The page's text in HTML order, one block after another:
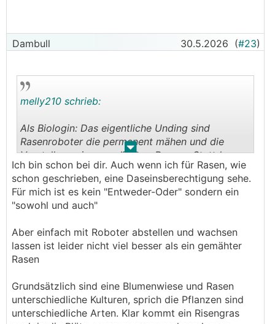
Naturwiese und das im verzeckten Wien in einem
Garten der vor Bienen nur so brummt. Mein Sohn
geholt im Garten. Nicht ein Mal. Einen
Bienenstich hatte er ein einziges Mal, und da nur
weil er mutwillig draufgeteten ist weil er wissen
Er hat übrigens mehrere Anläufe gebraucht bis
ihn wirklich eine gestochen hat.
Dambull 30.5.2026 (#23)
. .
melly210 schrieb:
Als Biologin: Das eigentliche Unding sind
Rasenroboter die permanent mähen und die
Vorstellung eines englischen Rasens. Stattdessen
besser eine Naturwiese die hoch genug werden
darf, daß Blumen blühen. Das ist wesentlich
hitzeresistenter und viel, viel besser für sämtliche
Insekten. Das dann nur paar Mal in der Saison
direkt vor der Terrasse/Weg zum Pool kurzen
Rasen machen und den Rest Wiese.
ein Werkzeug. Es kommt drauf an wie man sie
einstellt. Es können auch verschiedene Bereiche
unterschiedlich eingestellt werden so daß man
Ich bin schon bei dir. Auch wenn ich für Rasen, wie
schon geschrieben, eine Daseinsberechtigung sehe.
Für mich ist es kein "Entweder-Oder" sondern ein
"sowohl und auch"
Aber einfach mit Roboter abstellen und wachsen
lassen ist leider nicht viel besser als ein gemähter
Rasen
Grundsätzlich sind eine Blumenwiese und Rasen
unterschiedliche Kulturen, sprich die Pflanzen sind
unterschiedliche Arten. Klar kommt ein Risengras